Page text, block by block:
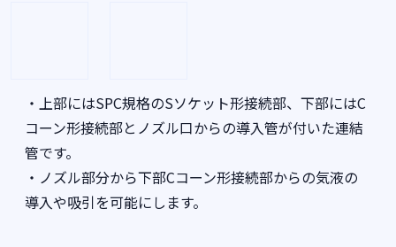
・上部にはSPC規格のSソケット形接続部、下部にはC
コーン形接続部とノズル口からの導入管が付いた連結
管です。
・ノズル部分から下部Cコーン形接続部からの気液の
導入や吸引を可能にします。